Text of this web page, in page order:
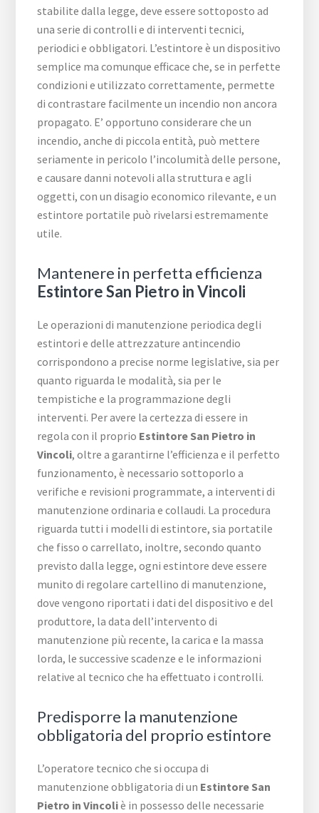
stabilite dalla legge, deve essere sottoposto ad
una serie di controlli e di interventi tecnici,
periodici e obbligatori. L’estintore è un dispositivo
semplice ma comunque efficace che, se in perfette
condizioni e utilizzato correttamente, permette
di contrastare facilmente un incendio non ancora
propagato. E’ opportuno considerare che un
incendio, anche di piccola entità, può mettere
seriamente in pericolo l’incolumità delle persone,
e causare danni notevoli alla struttura e agli
oggetti, con un disagio economico rilevante, e un
estintore portatile può rivelarsi estremamente
utile.
Mantenere in perfetta efficienza
Estintore San Pietro in Vincoli
Le operazioni di manutenzione periodica degli
estintori e delle attrezzature antincendio
corrispondono a precise norme legislative, sia per
quanto riguarda le modalità, sia per le
tempistiche e la programmazione degli
interventi. Per avere la certezza di essere in
regola con il proprio Estintore San Pietro in
Vincoli, oltre a garantirne l’efficienza e il perfetto
funzionamento, è necessario sottoporlo a
verifiche e revisioni programmate, a interventi di
manutenzione ordinaria e collaudi. La procedura
riguarda tutti i modelli di estintore, sia portatile
che fisso o carrellato, inoltre, secondo quanto
previsto dalla legge, ogni estintore deve essere
munito di regolare cartellino di manutenzione,
dove vengono riportati i dati del dispositivo e del
produttore, la data dell’intervento di
manutenzione più recente, la carica e la massa
lorda, le successive scadenze e le informazioni
relative al tecnico che ha effettuato i controlli.
Predisporre la manutenzione
obbligatoria del proprio estintore
L’operatore tecnico che si occupa di
manutenzione obbligatoria di un Estintore San
Pietro in Vincoliè in possesso delle necessarie